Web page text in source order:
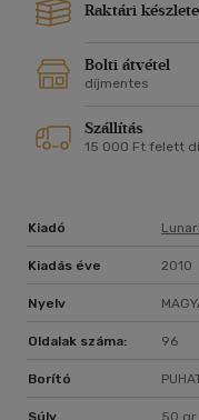
Raktári
Bolti átvétel
díjmentes
Szállítás
15 000 Ft felett
Kiadó
Kiadás éve 2010
Nyelv
Oldalak száma: 96
Borító